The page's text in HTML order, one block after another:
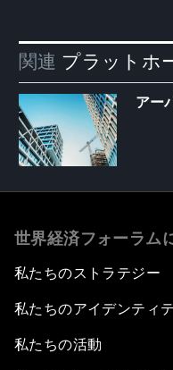
関連 プラットホ
アー
世界経済フォーラム
私たちのストラテジー
私たちのアイデンティ
私たちの活動